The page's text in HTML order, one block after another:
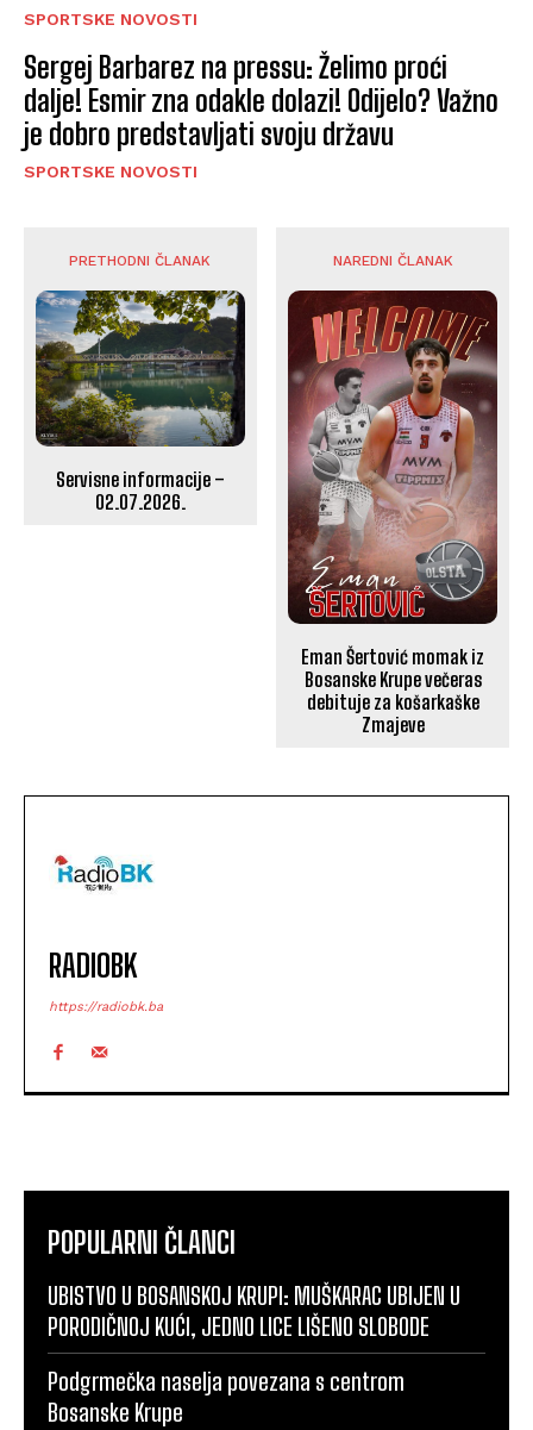
SPORTSKE NOVOSTI
Sergej Barbarez na pressu: Želimo proći
dalje! Esmir zna odakle dolazi! Odijelo? Važno
je dobro predstavljati svoju državu
SPORTSKE NOVOSTI
PRETHODNI ČLANAK
Servisne informacije –
02.07.2026.
NAREDNI ČLANAK
Eman Šertović momak iz
Bosanske Krupe večeras
debituje za košarkaške
Zmajeve
RADIOBK
https://radiobk.ba
POPULARNI ČLANCI
UBISTVO U BOSANSKOJ KRUPI: MUŠKARAC UBIJEN U
PORODIČNOJ KUĆI, JEDNO LICE LIŠENO SLOBODE
Podgrmečka naselja povezana s centrom
Bosanske Krupe